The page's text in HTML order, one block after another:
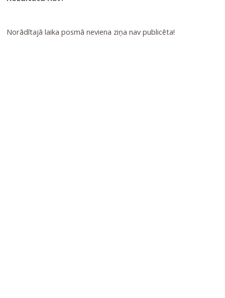
Norādītajā laika posmā neviena ziņa nav publicēta!